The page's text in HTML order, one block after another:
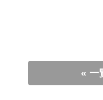
« 一